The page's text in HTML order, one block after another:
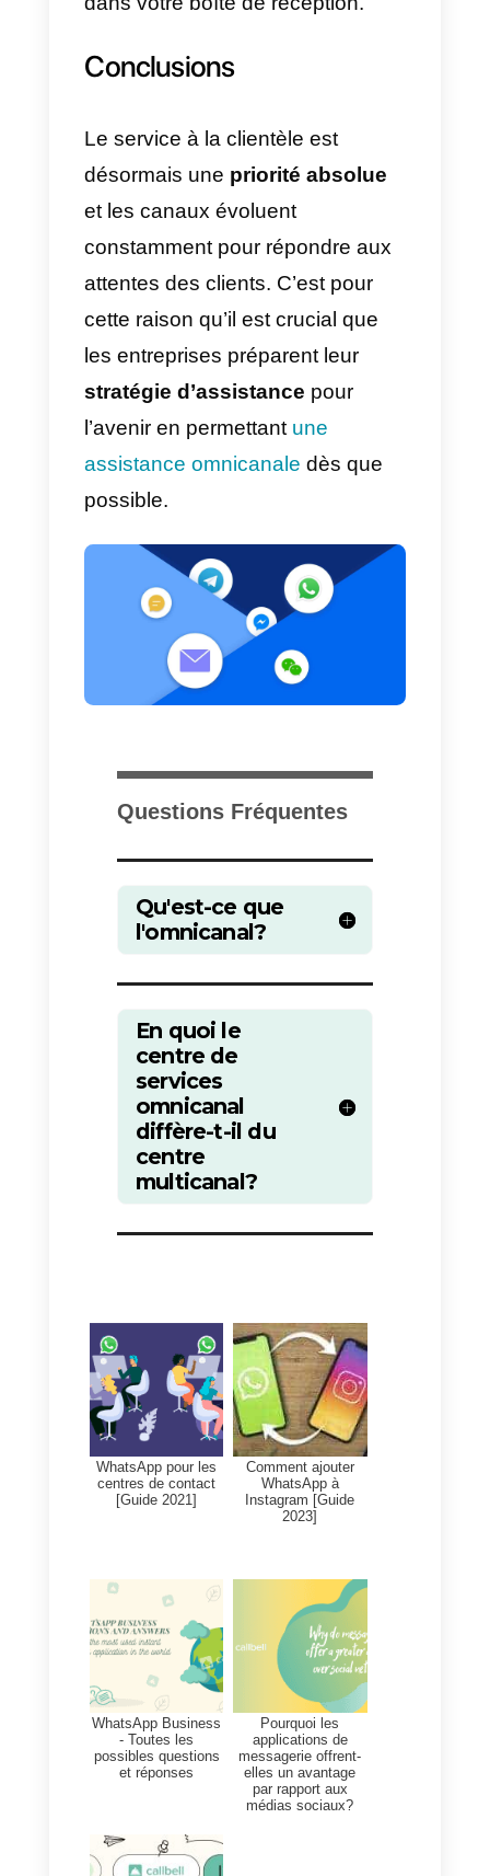
disposer d’un système
aidera à naviguer plus
facilement entre les différents
canauxsans avoir à changer de
tableau, ce qui leur permettra de
fournir un meilleur service et
d’économiser les coûts liés à la
maintenance de différents
logiciels et de sociétés tierces.
4) Améliorer la productivité de
vos agents
Les clients sont déjà frustrés
lorsqu’ils s’adressent à un agent
les agents qui doivent gérer les
problèmes des clients sur
dépassés et ne peuvent que
disposer d’un logiciel de support
omnicanal leur permettra
d’accéder à toutes les données
du client en question à partir
d’une interface unique. Grâce à
l’historique des présences
omnicanal, les agents pourront
disposer à l’avance d’un
historique des demandes
antérieures faites par ce client.
Celaréduira le stress des
meilleur service à la clientèle.
5) Données consolidées pour
un meilleur reporting
Le logiciel de contact omni-canal
fournit des données complètes
pour analyser les performances